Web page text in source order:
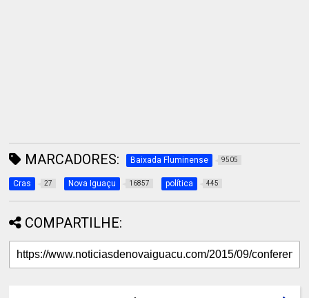
MARCADORES: Baixada Fluminense 9505
Cras 27 Nova Iguaçu 16857 política 445
COMPARTILHE: